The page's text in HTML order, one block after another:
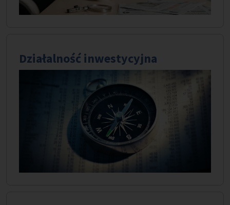
Działalność inwestycyjna